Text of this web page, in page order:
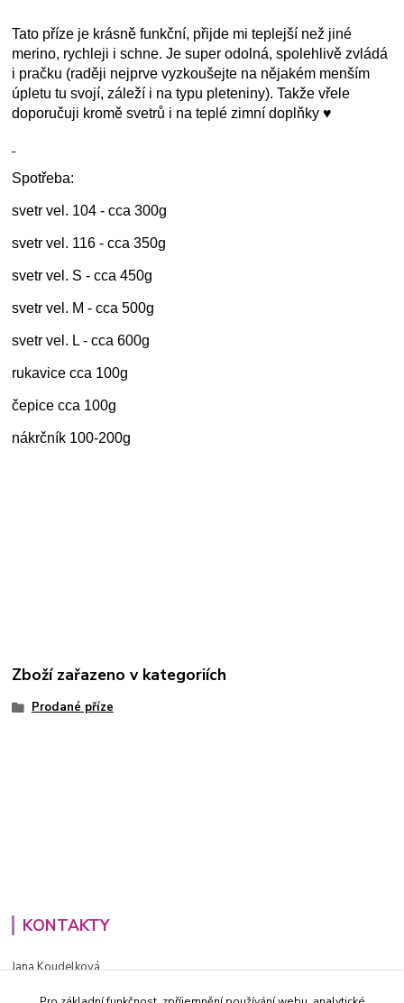
Tato příze je krásně funkční, přijde mi teplejší než jiné
merino, rychleji i schne. Je super odolná, spolehlivě zvládá
i pračku (raději nejprve vyzkoušejte na nějakém menším
úpletu tu svojí, záleží i na typu pleteniny). Takže vřele
doporučuji kromě svetrů i na teplé zimní doplňky ♥
Spotřeba:
svetr vel. 104 - cca 300g
svetr vel. 116 - cca 350g
svetr vel. S - cca 450g
svetr vel. M - cca 500g
svetr vel. L - cca 600g
rukavice cca 100g
čepice cca 100g
nákrčník 100-200g
Zboží zařazeno v kategoriích
Prodané příze
KONTAKTY
Jana Koudelková